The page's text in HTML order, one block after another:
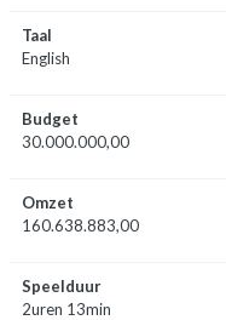
Taal
English
Budget
30.000.000,00
Omzet
160.638.883,00
Speelduur
2uren 13min